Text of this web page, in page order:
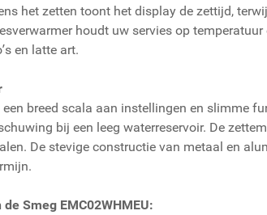
het zetten toont het display de zettijd,
houdt uw servies op
en latte art.
breed scala aan instellingen en slimme
bij een leeg waterreservoir. De
De stevige constructie van metaal en
Smeg EMC02WHMEU: